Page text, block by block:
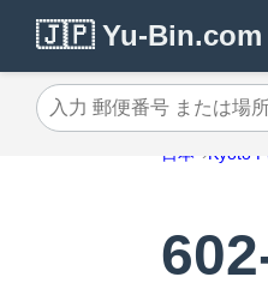
🇯🇵 Yu-Bin.com
入力 郵便番号 または場所
日本 Kyoto